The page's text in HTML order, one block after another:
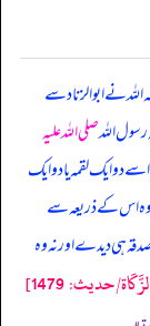
نے ابوالزناد سے
اللہصلی اللہ علیہ
دو ایک لقمہ یا دو ایک
وہ اس کے ذریعہ سے
ہی دیدے اور نہ وہ
حدیث: 1479]